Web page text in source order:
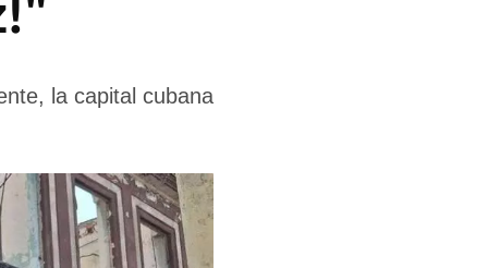
la capital cubana